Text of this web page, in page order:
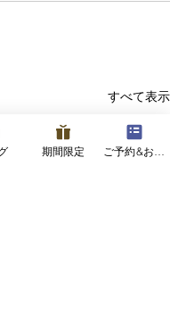
すべて表示
期間限定